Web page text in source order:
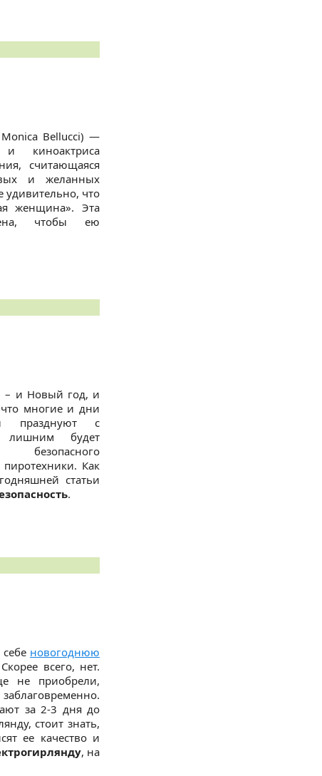
Bellucci) —
и киноактриса
считающаяся
и желанных
что
женщина». Эта
чтобы ею
– и Новый год, и
что многие и дни
празднуют с
будет
Как
статьи
.
новогоднюю
всего, нет.
не приобрели,
за 2-3 дня до
стоит знать,
ее качество и
, на